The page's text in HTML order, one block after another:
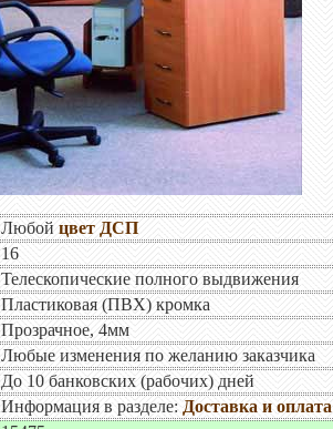
Любой цвет ДСП
16
Телескопические полного выдвижения
Пластиковая (ПВХ) кромка
Прозрачное, 4мм
Любые изменения по желанию заказчика
До 10 банковских (рабочих) дней
Информация в разделе: Доставка и оплата